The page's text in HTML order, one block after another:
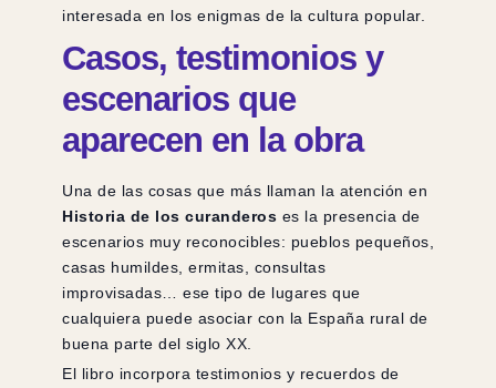
interesada en los enigmas de la cultura popular.
Casos, testimonios y
escenarios que
aparecen en la obra
Una de las cosas que más llaman la atención en
Historia de los curanderos es la presencia de
escenarios muy reconocibles: pueblos pequeños,
casas humildes, ermitas, consultas
improvisadas… ese tipo de lugares que
cualquiera puede asociar con la España rural de
buena parte del siglo XX.
El libro incorpora testimonios y recuerdos de